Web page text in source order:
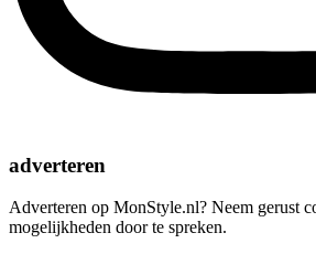
adverteren
Adverteren op MonStyle.nl? Neem gerust
mogelijkheden door te spreken.